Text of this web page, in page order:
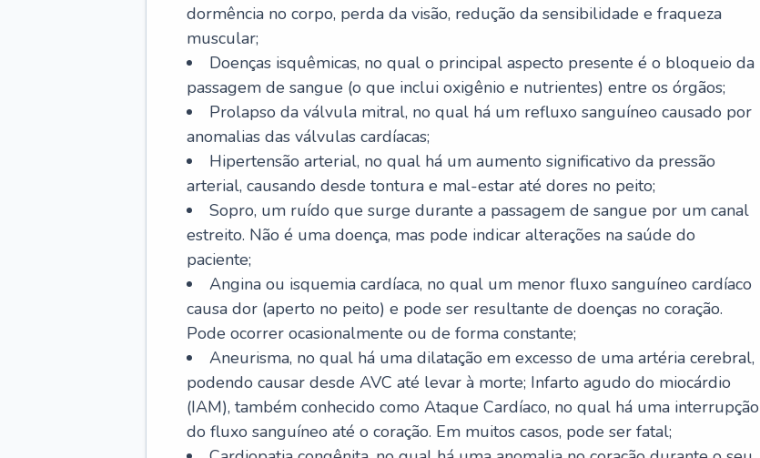
dormência no corpo, perda da visão, redução da sensibilidade e fraqueza
muscular;
Doenças isquêmicas, no qual o principal aspecto presente é o bloqueio da
passagem de sangue (o que inclui oxigênio e nutrientes) entre os órgãos;
Prolapso da válvula mitral, no qual há um refluxo sanguíneo causado por
anomalias das válvulas cardíacas;
Hipertensão arterial, no qual há um aumento significativo da pressão
arterial, causando desde tontura e mal-estar até dores no peito;
Sopro, um ruído que surge durante a passagem de sangue por um canal
estreito. Não é uma doença, mas pode indicar alterações na saúde do
paciente;
Angina ou isquemia cardíaca, no qual um menor fluxo sanguíneo cardíaco
causa dor (aperto no peito) e pode ser resultante de doenças no coração.
Pode ocorrer ocasionalmente ou de forma constante;
Aneurisma, no qual há uma dilatação em excesso de uma artéria cerebral,
podendo causar desde AVC até levar à morte; Infarto agudo do miocárdio
(IAM), também conhecido como Ataque Cardíaco, no qual há uma interrupção
do fluxo sanguíneo até o coração. Em muitos casos, pode ser fatal;